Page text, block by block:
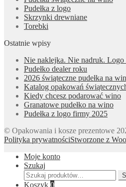
Pudełka z logo
Skrzynki drewniane
Torebki
Ostatnie wpisy
Nie naklejka. Nie nadruk. Logo
Pudełko dealer roku
2026 świąteczne pudełka na
Katalog opakowań
Kiedy chcesz podarować wino
Granatowe pudełko na wino
Pudełka z logo firmy 2025
© Opakowania i kosze prezentowe
Polityka prywatnościStworzone z
Moje konto
Szukaj
Szukaj:
Koszyk 0